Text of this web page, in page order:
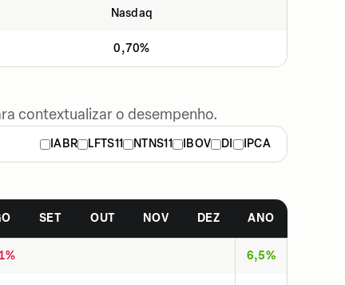
Nasdaq
0,70%
contextualizar o desempenho.
IABR LFTS11 NTNS11 IBOV DI
IPCA
SET OUT NOV DEZ ANO
6,5%